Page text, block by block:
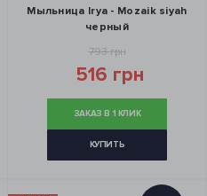
Мыльница Irya - Mozaik siyah
черный
793 грн
516 грн
ЗАКАЗ В 1 КЛИК
КУПИТЬ